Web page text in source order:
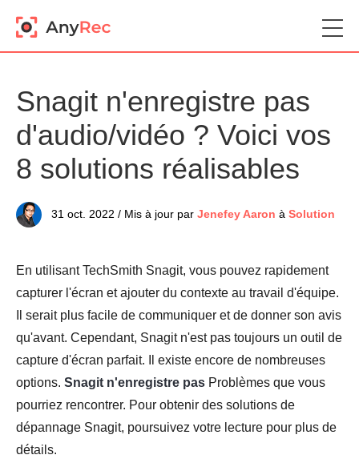
Snagit n'enregistre pas
d'audio/vidéo ? Voici vos
8 solutions réalisables
31 oct. 2022 / Mis à jour par Jenefey Aaron à Solution
En utilisant TechSmith Snagit, vous pouvez rapidement
capturer l'écran et ajouter du contexte au travail d'équipe.
Il serait plus facile de communiquer et de donner son avis
qu'avant. Cependant, Snagit n'est pas toujours un outil de
capture d'écran parfait. Il existe encore de nombreuses
options. Snagit n'enregistre pas Problèmes que vous
pourriez rencontrer. Pour obtenir des solutions de
dépannage Snagit, poursuivez votre lecture pour plus de
détails.